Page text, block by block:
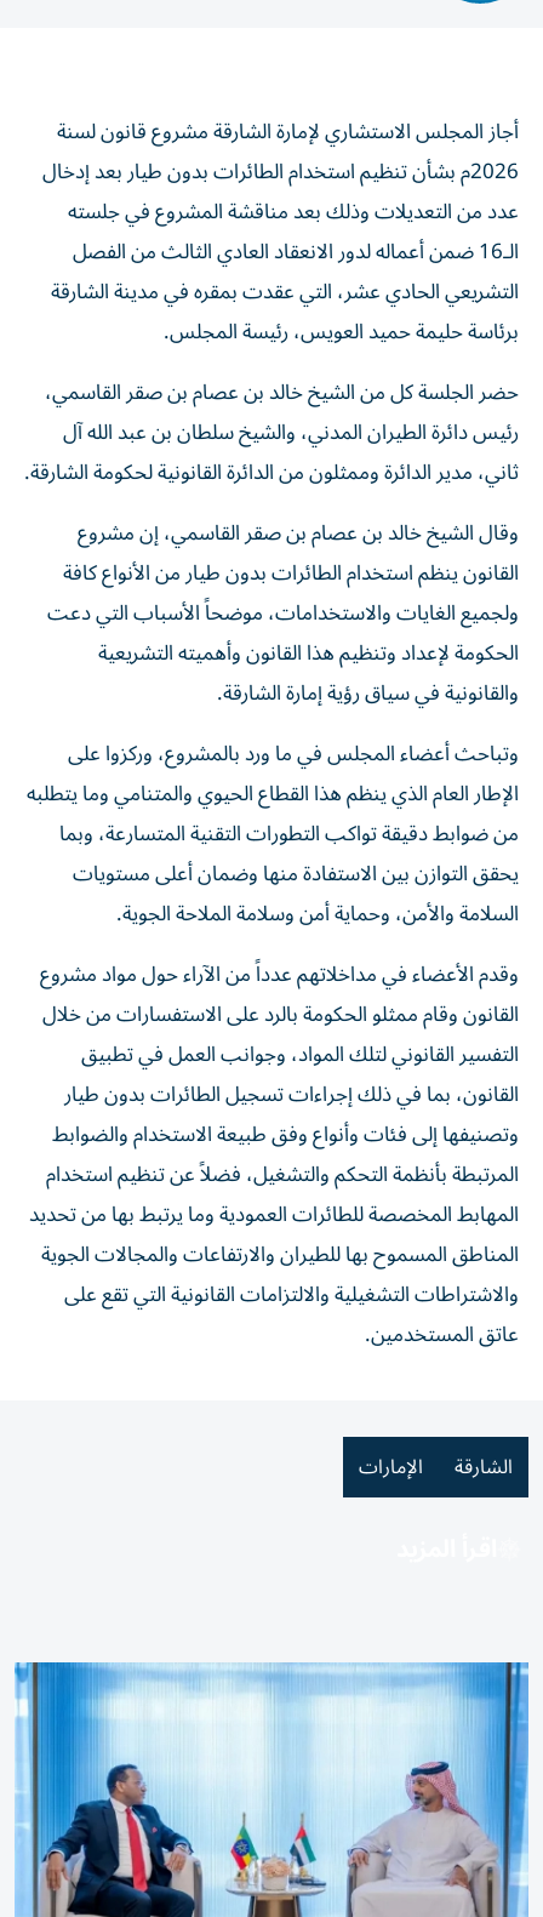
أجاز المجلس الاستشاري لإمارة الشارقة مشروع قانون لسنة
2026م بشأن تنظيم استخدام الطائرات بدون طيار بعد إدخال
عدد من التعديلات وذلك بعد مناقشة المشروع في جلسته
الـ16 ضمن أعماله لدور الانعقاد العادي الثالث من الفصل
التشريعي الحادي عشر، التي عقدت بمقره في مدينة الشارقة
برئاسة حليمة حميد العويس، رئيسة المجلس.
حضر الجلسة كل من الشيخ خالد بن عصام بن صقر القاسمي،
رئيس دائرة الطيران المدني، والشيخ سلطان بن عبد الله آل
ثاني، مدير الدائرة وممثلون من الدائرة القانونية لحكومة الشارقة.
وقال الشيخ خالد بن عصام بن صقر القاسمي، إن مشروع
القانون ينظم استخدام الطائرات بدون طيار من الأنواع كافة
ولجميع الغايات والاستخدامات، موضحاً الأسباب التي دعت
الحكومة لإعداد وتنظيم هذا القانون وأهميته التشريعية
والقانونية في سياق رؤية إمارة الشارقة.
وتباحث أعضاء المجلس في ما ورد بالمشروع، وركزوا على
الإطار العام الذي ينظم هذا القطاع الحيوي والمتنامي وما يتطلبه
من ضوابط دقيقة تواكب التطورات التقنية المتسارعة، وبما
يحقق التوازن بين الاستفادة منها وضمان أعلى مستويات
السلامة والأمن، وحماية أمن وسلامة الملاحة الجوية.
وقدم الأعضاء في مداخلاتهم عدداً من الآراء حول مواد مشروع
القانون وقام ممثلو الحكومة بالرد على الاستفسارات من خلال
التفسير القانوني لتلك المواد، وجوانب العمل في تطبيق
القانون، بما في ذلك إجراءات تسجيل الطائرات بدون طيار
وتصنيفها إلى فئات وأنواع وفق طبيعة الاستخدام والضوابط
المرتبطة بأنظمة التحكم والتشغيل، فضلاً عن تنظيم استخدام
المهابط المخصصة للطائرات العمودية وما يرتبط بها من تحديد
المناطق المسموح بها للطيران والارتفاعات والمجالات الجوية
والاشتراطات التشغيلية والالتزامات القانونية التي تقع على
عاتق المستخدمين.
الشارقة الإمارات